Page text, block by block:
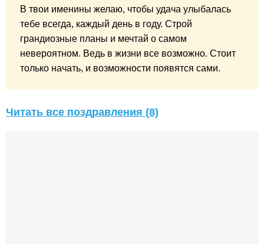
В твои именины желаю, чтобы удача улыбалась
тебе всегда, каждый день в году. Строй
грандиозные планы и мечтай о самом
невероятном. Ведь в жизни все возможно. Стоит
только начать, и возможности появятся сами.
Читать все поздравления (8)